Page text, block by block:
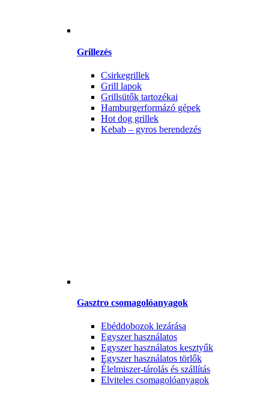
Grillezés
Csirkegrillek
Grill lapok
Grillsütők tartozékai
Hamburgerformázó gépek
Hot dog grillek
Kebab – gyros berendezés
Gasztro csomagolóanyagok
Ebéddobozok lezárása
Egyszer használatos
Egyszer használatos kesztyűk
Egyszer használatos törlők
Élelmiszer-tárolás és szállítás
Elviteles csomagolóanyagok